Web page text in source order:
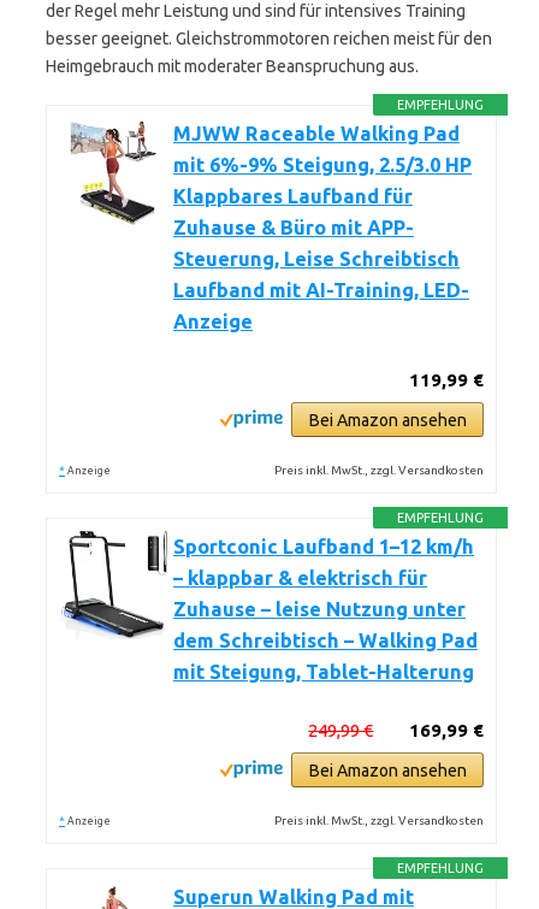
der Regel mehr Leistung und sind für intensives Training
besser geeignet. Gleichstrommotoren reichen meist für den
Heimgebrauch mit moderater Beanspruchung aus.
EMPFEHLUNG
MJWW Raceable Walking Pad
mit 6%-9% Steigung, 2.5/3.0 HP
Klappbares Laufband für
Zuhause & Büro mit APP-
Steuerung, Leise Schreibtisch
Laufband mit AI-Training, LED-
Anzeige
119,99 €
Bei Amazon ansehen
* Anzeige Preis inkl. MwSt., zzgl. Versandkosten
EMPFEHLUNG
Sportconic Laufband 1–12 km/h
– klappbar & elektrisch für
Zuhause – leise Nutzung unter
dem Schreibtisch – Walking Pad
mit Steigung, Tablet-Halterung
169,99 €
249,99 €
Bei Amazon ansehen
* Anzeige Preis inkl. MwSt., zzgl. Versandkosten
EMPFEHLUNG
Superun Walking Pad mit